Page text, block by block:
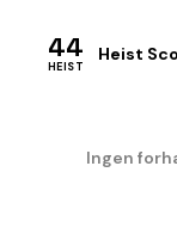
44
HEIST
Heist
Ingen